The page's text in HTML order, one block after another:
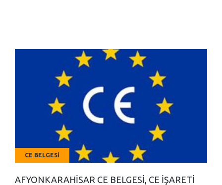
CE BELGESI
AFYONKARAHISAR CE BELGESI, CE İŞARETI